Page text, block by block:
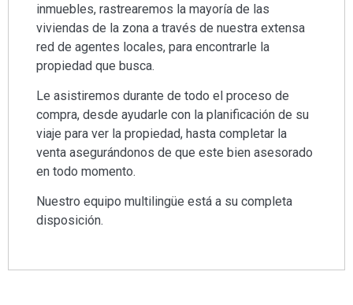
inmuebles, rastrearemos la mayoría de las
viviendas de la zona a través de nuestra extensa
red de agentes locales, para encontrarle la
propiedad que busca.
Le asistiremos durante de todo el proceso de
compra, desde ayudarle con la planificación de su
viaje para ver la propiedad, hasta completar la
venta asegurándonos de que este bien asesorado
en todo momento.
Nuestro equipo multilingüe está a su completa
disposición.